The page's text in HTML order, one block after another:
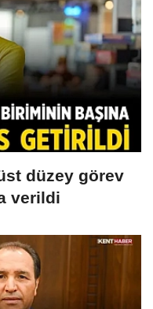
düzey görev
verildi